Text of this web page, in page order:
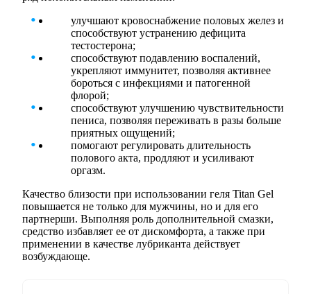
улучшают кровоснабжение половых желез и
способствуют устранению дефицита
тестостерона;
способствуют подавлению воспалений,
укрепляют иммунитет, позволяя активнее
бороться с инфекциями и патогенной
флорой;
способствуют улучшению чувствительности
пениса, позволяя переживать в разы больше
приятных ощущений;
помогают регулировать длительность
полового акта, продляют и усиливают
оргазм.
Качество близости при использовании геля Titan Gel
повышается не только для мужчины, но и для его
партнерши. Выполняя роль дополнительной смазки,
средство избавляет ее от дискомфорта, а также при
применении в качестве лубриканта действует
возбуждающе.